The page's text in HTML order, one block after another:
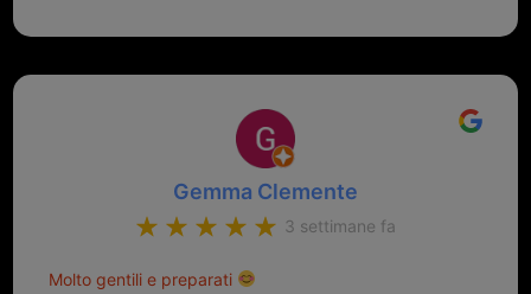
Gemma Clemente
3 settimane fa
Molto gentili e preparati